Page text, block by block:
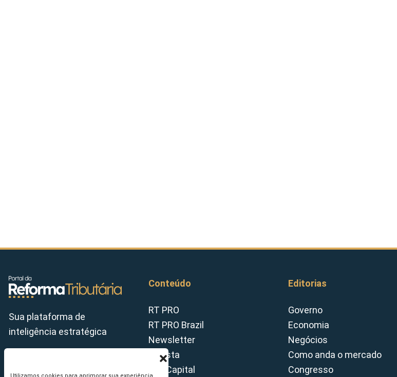
Sua plataforma de
inteligência estratégica
Conteúdo
RT PRO
RT PRO Brazil
Newsletter
Revista
Tax Capital
Editorias
Governo
Economia
Negócios
Como anda o mercado
Congresso